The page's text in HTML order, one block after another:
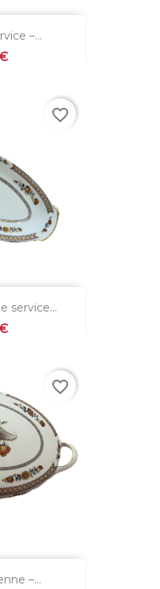
–...
service...
favorite_border
–...
favorite_border